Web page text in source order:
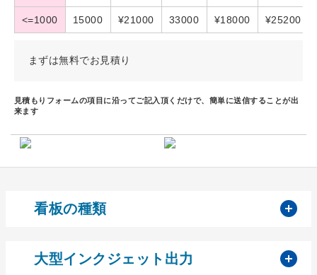
<=1000 15000 ¥21000 33000 ¥18000 ¥25200
まずは無料でお見積り
見積もりフォームの項目に沿ってご記入頂くだけで、簡単に送信することが出
来ます
看板の種類
大型インクジェット出力